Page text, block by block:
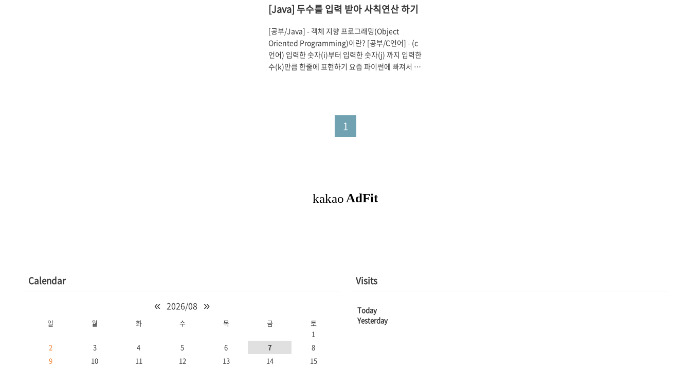
[Java] 두수를 입력 받아 사칙연산 하기
[공부/Java] - 객체 지향 프로그래밍(Object
Oriented Programming)이란? [공부/C언어] - (c
언어) 입력한 숫자(i)부터 입력한 숫자(j) 까지 입력한
수(k)만큼 한줄에 표현하기 요즘 파이썬에 빠져서 파
같다. 윈도우 노트북에서 인텔리제이로 구현을 하고
이미지를 찍기 위해 맥에서 'test.java'로 만들어 실
행 시킨후 캡쳐하였다. 더 자세한 코드는 Github[바
1
Calendar
« 2026/08 »
일 월 화 수 목 금
토
1
2
3 4 5 6 7
8
9
10 11 12 13 14 15
Visits
Today
Yesterday